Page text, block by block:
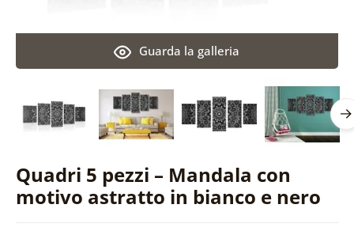
Quadri 5 pezzi – Mandala con
motivo astratto in bianco e nero
Guarda la galleria